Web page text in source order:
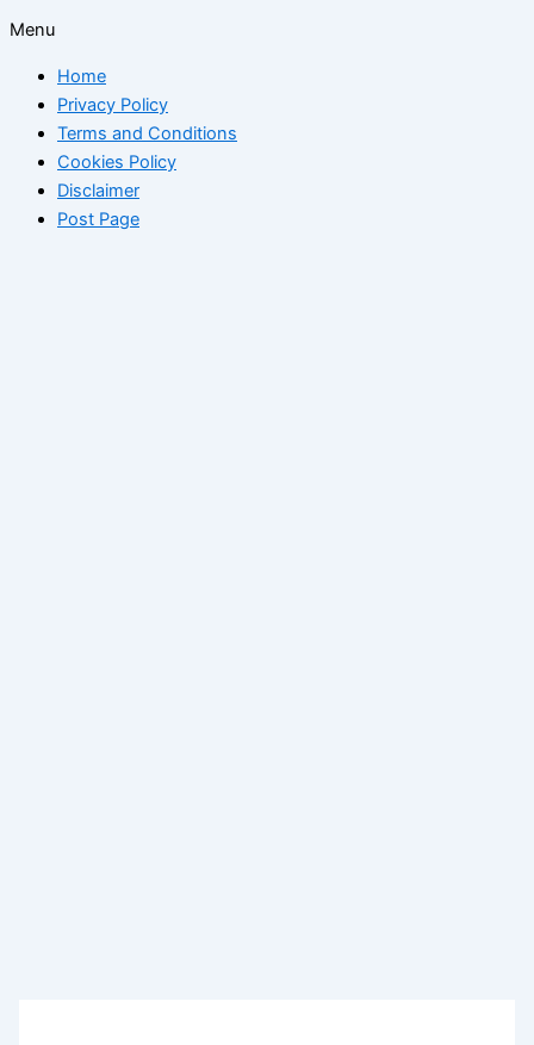
Menu
Home
Privacy Policy
Terms and Conditions
Cookies Policy
Disclaimer
Post Page